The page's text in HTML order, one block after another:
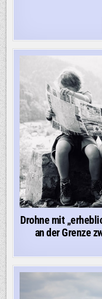
Drohne mit
an der Grenze